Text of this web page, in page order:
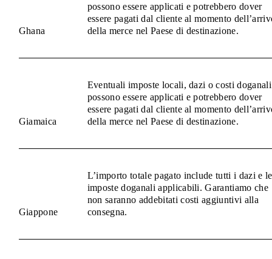
Ghana
possono essere applicati e potrebbero dover
essere pagati dal cliente al momento
della merce nel Paese di destinazione.
Giamaica
Eventuali imposte locali, dazi o costi doganali
possono essere applicati e potrebbero dover
essere pagati dal cliente al momento
della merce nel Paese di destinazione.
Giappone
L’importo totale pagato include tutti i dazi e le
imposte doganali applicabili. Garantiamo che
non saranno addebitati costi aggiuntivi alla
consegna.